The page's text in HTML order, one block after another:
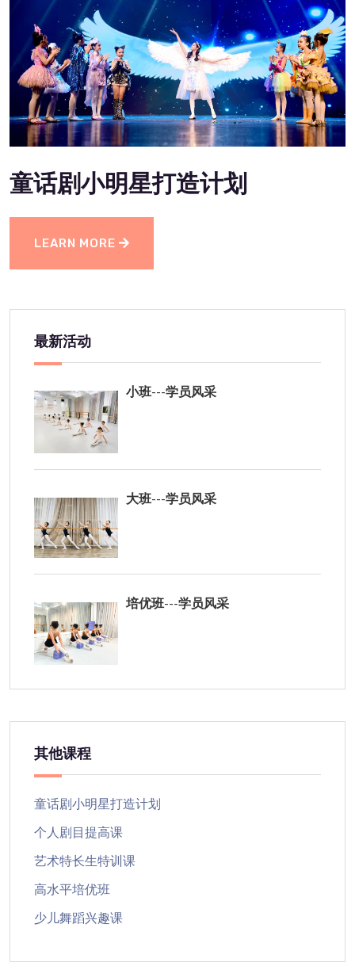
童话剧小明星打造计划
LEARN MORE
最新活动
小班---学员风采
大班---学员风采
培优班---学员风采
其他课程
童话剧小明星打造计划
个人剧目提高课
艺术特长生特训课
高水平培优班
少儿舞蹈兴趣课